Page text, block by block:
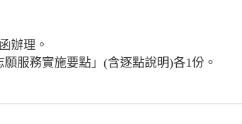
辦理。
服務實施要點」(含逐點說明)各1份。